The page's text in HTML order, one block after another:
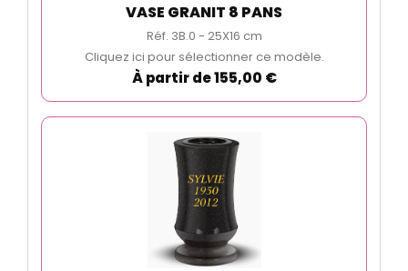
VASE GRANIT 8 PANS
Réf. 3B.0 - 25X16 cm
Cliquez ici pour sélectionner ce modèle.
À partir de 155,00 €